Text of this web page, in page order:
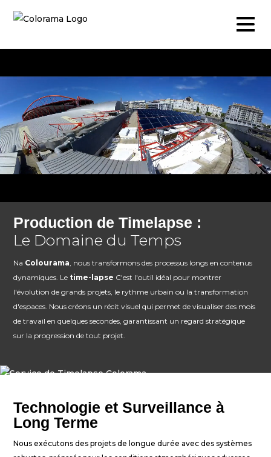
Production & Contenus
Video
Photographie
Accéléré
Drone
Événements en direct
Diffusion
Son
Lumière
Écrans et projection
Sites Web
Identité Visuelle
Production de Timelapse :
Le Domaine du Temps
Na Colourama, nous transformons des processus longs en contenus
dynamiques. Le time-lapse C'est l'outil idéal pour montrer
l'évolution de grands projets, le rythme urbain ou la transformation
d'espaces. Nous créons un récit visuel qui permet de visualiser des mois
de travail en quelques secondes, garantissant un regard stratégique
sur la progression de tout projet.
Technologie et Surveillance à
Long Terme
Nous exécutons des projets de longue durée avec des systèmes